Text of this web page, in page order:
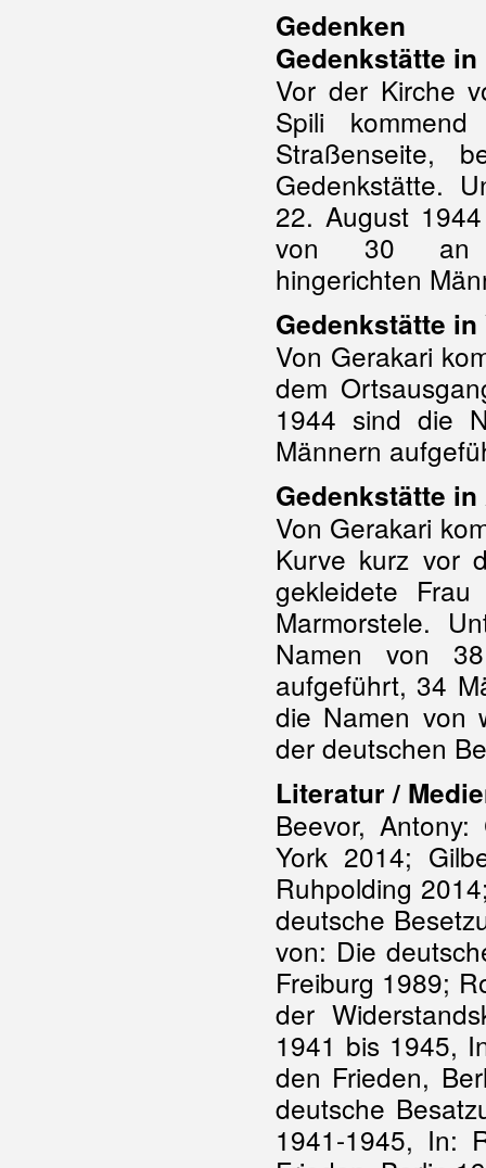
Gedenken
Gedenkstätte
Vor der Kirche
Spili
Straßenseite,
Gedenkstätte.
22. August
von 30 an
hingerichten
Gedenkstätte
Von Gerakari
dem
1944 sind die
Männern
Gedenkstätte
Von Gerakari
Kurve kurz vor
gekleidete
Marmorstele.
Namen von
aufgeführt, 34
die Namen von
der deutschen
Literatur /
Beevor,
York 2014;
Ruhpolding
deutsche
von: Die
Freiburg 1989;
der
1941 bis 1945,
den Frieden,
deutsche
1941-1945, In: